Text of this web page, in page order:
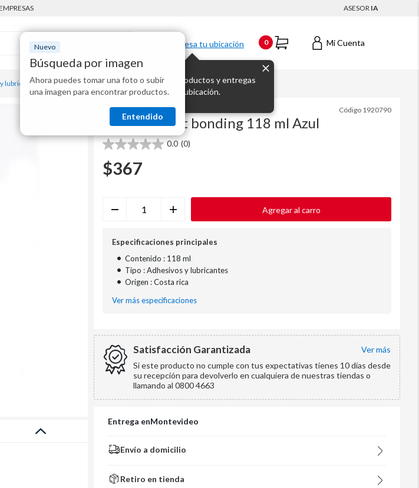
ASESOR IA
Nuevo
Búsqueda por imagen
Ahora puedes tomar una foto o subir
una imagen para encontrar productos.
Entendido
Ingresa tu ubicación
Mostraremos los productos y entregas
disponibles para tu ubicación.
0 Mi Cuenta
lubricantes Cemento Wet bonding 118 ml Azul
Nicoll Código 1920790
Cemento wet bonding 118 ml Azul
0.0 (0)
0.0
5
estrellas.
$367
Agregar al carro
Especificaciones principales
• Contenido : 118 ml
• Tipo : Adhesivos y lubricantes
• Origen : Costa rica
Ver más especificaciones
Satisfacción Garantizada
ver más
Si este producto no cumple con tus expectativas tienes 10 días desde
su recepción para devolverlo en cualquiera de nuestras tiendas o
llamando al 0800 4663
Entrega enMontevideo
Envío a domicilio
Retiro en tienda